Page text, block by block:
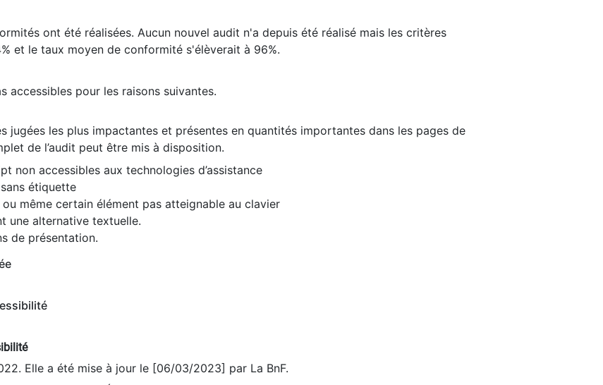
ont été réalisées. Aucun nouvel audit n'a depuis été réalisé mais les critères
et le taux moyen de conformité s'élèverait à 96%.
accessibles pour les raisons suivantes.
jugées les plus impactantes et présentes en quantités importantes dans les pages de
de l’audit peut être mis à disposition.
non accessibles aux technologies d’assistance
étiquette
même certain élément pas atteignable au clavier
une alternative textuelle.
de présentation.
Elle a été mise à jour le [06/03/2023] par La BnF.